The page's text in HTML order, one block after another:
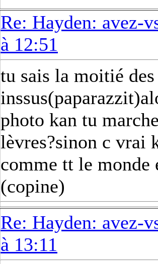
Re: Hayden: avez-
à 12:51
tu sais la moitié
photo kan tu
lèvres?sinon c vrai
comme tt le monde
(copine)
Re: Hayden: avez-
à 13:11